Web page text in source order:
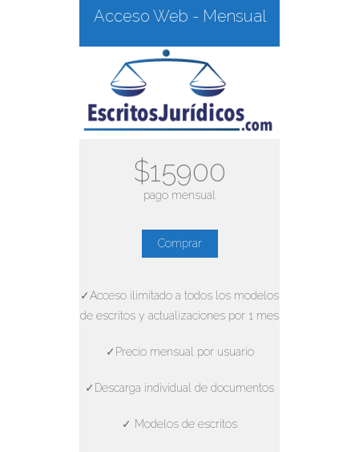
Acceso Web - Mensual
$15900
pago mensual
Comprar
✓Acceso ilimitado a todos los modelos
de escritos y actualizaciones por 1 mes
✓Precio mensual por usuario
✓Descarga individual de documentos
✓ Modelos de escritos